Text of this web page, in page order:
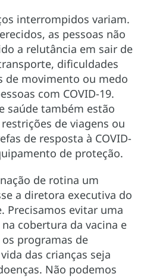
interrompidos variam.
as pessoas não
a relutância em sair de
dificuldades
de movimento ou medo
com COVID-19.
saúde também estão
de viagens ou
de resposta à COVID-
de proteção.
de rotina um
a diretora executiva do
Precisamos evitar uma
cobertura da vacina e
programas de
das crianças seja
Não podemos